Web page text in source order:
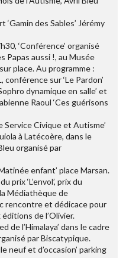
‘Gamin des Sables’ Jérémy
‘Conférence’ organisé
Papas aussi !, au Musée
place. Au programme :
sur ‘Le Pardon’
dynamique en salle’ et
Raoul ‘Ces guérisons
Service Civique et Autisme’
à Latécoère, dans le
organisé par
enfant’ place Marsan.
prix ‘L’envol’, prix du
Médiathèque de
rencontre et dédicace pour
éditions de l’Olivier.
de l’Himalaya’ dans le cadre
par Biscatypique.
neuf et d’occasion’ parking